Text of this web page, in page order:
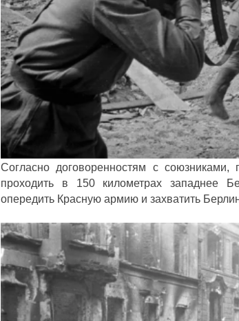
Согласно договоренностям с
проходить в 150 километрах западнее
опередить Красную армию и захватить